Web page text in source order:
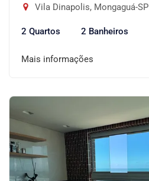
Vila Dinapolis, Mongaguá-SP
2 Quartos 2 Banheiros
Mais informações